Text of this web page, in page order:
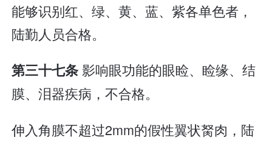
能够识别红、绿、黄、蓝、紫各单色者，
陆勤人员合格。
第三十七条影响眼功能的眼睑、睑缘、结
膜、泪器疾病，不合格。
伸入角膜不超过2mm的假性翼状胬肉，陆